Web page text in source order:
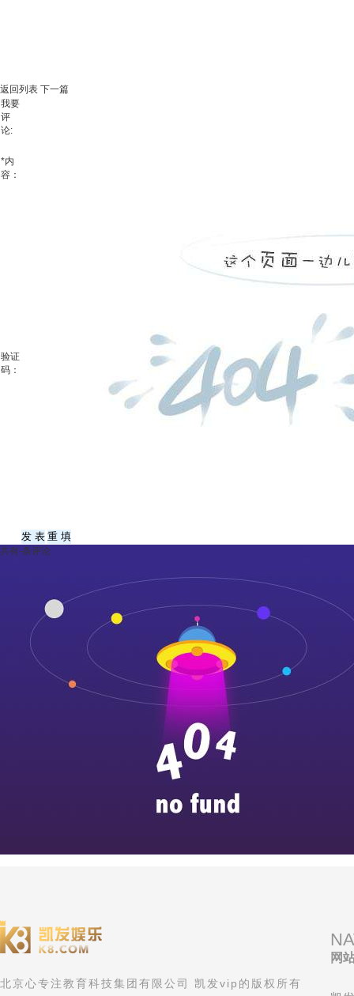
返回列表 下一篇
我要
评
论:
*内
容：
验证
码：
共有-条评论
北京心专注教育科技集团有限公司 凯发vip的版权所有
网